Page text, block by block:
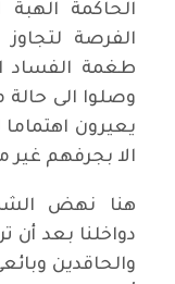
الحاكمة الهبة
الفرصة
طغمة الفساد
وصلوا الى حالة
يعيرون
الا بجرفهم
هنا نهض
دواخلنا بعد أن
والحاقدين